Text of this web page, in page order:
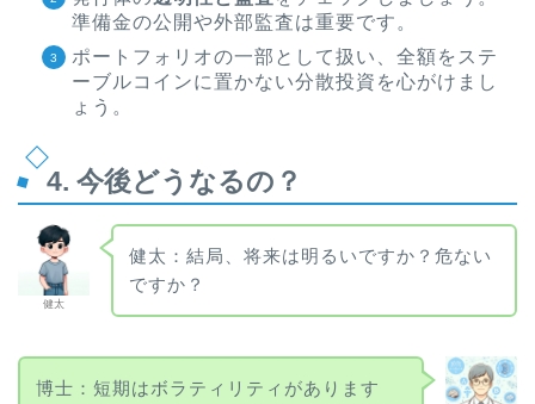
準備金の公開や外部監査は重要です。
ポートフォリオの一部として扱い、全額をステ
ーブルコインに置かない分散投資を心がけまし
ょう。
4. 今後どうなるの？
健太
健太：結局、将来は明るいですか？危ない
ですか？
博士：短期はボラティリティがあります